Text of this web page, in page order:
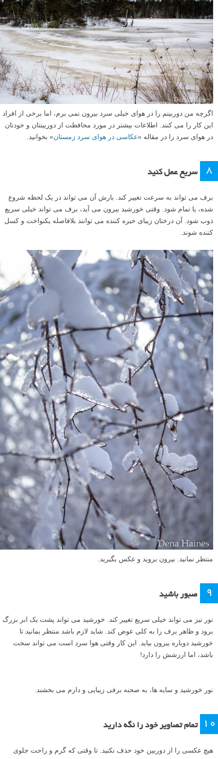
اگرچه من دوربینم را در هوای خیلی سرد بیرون نمی برم، اما برخی از افراد
این کار را می کنند. اطلاعات بیشتر در مورد محافظت از دوربینتان و خودتان
در هوای سرد را در مقاله «عکاسی در هوای سرد زمستان» بخوانید.
۸ سریع عمل کنید
برف می تواند به سرعت تغییر کند. بارش آن می تواند در یک لحظه شروع
شده، یا تمام شود. وقتی خورشید بیرون می آید، برف می تواند خیلی سریع
ذوب شود. آن درختان زیبای خیره کننده می توانند بلافاصله یکنواخت و کسل
کننده شوند.
منتظر نمانید. بیرون بروید و عکس بگیرید.
۹ صبور باشید
نور نیز می تواند خیلی سریع تغییر کند. خورشید می تواند پشت یک ابر بزرگ
برود و ظاهر برف را به کلی عوض کند. شاید لازم باشد منتظر بمانید تا
خورشید دوباره بیرون بیاید. این کار وقتی هوا سرد است می تواند سخت
باشد، اما ارزشش را دارد!
نور خورشید و سایه ها، به صحنه برفی زیبایی و دارم می بخشند.
۱۰ تمام تصاویر خود را نگه دارید
هیچ عکسی را از دوربین خود حذف نکنید. تا وقتی که گرم و راحت جلوی